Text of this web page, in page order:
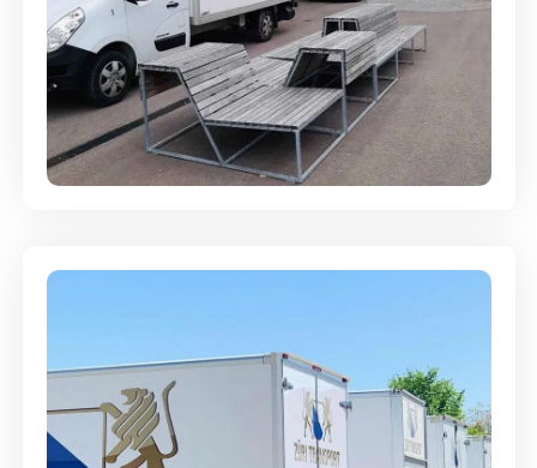
Umzugsreinigung - mit
Abgabegarantie